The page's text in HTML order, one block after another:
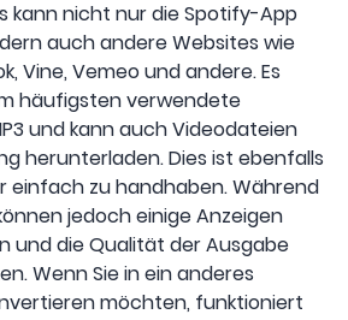
kann nicht nur die Spotify-App
auch andere Websites wie
Vine, Vemeo und andere. Es
häufigsten verwendete
und kann auch Videodateien
herunterladen. Dies ist ebenfalls
einfach zu handhaben. Während
jedoch einige Anzeigen
und die Qualität der Ausgabe
Wenn Sie in ein anderes
möchten, funktioniert